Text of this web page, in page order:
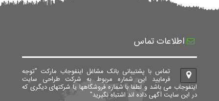
اطلاعات تماس
تماس با پشتیبانی بانک مشاغل اینفوجاب مارکت "توجه
فرمایید این شماره مربوط به شرکت طراحی سایت
اینفوجاب می باشد و لطفا با شماره فروشگاهها یا شرکتهای دیگری که
در این سایت آگهی داده اند اشتباه نگیرید"